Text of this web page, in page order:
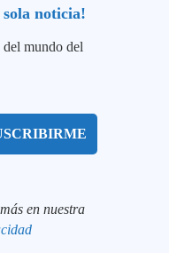
noticia!
del mundo del
en nuestra